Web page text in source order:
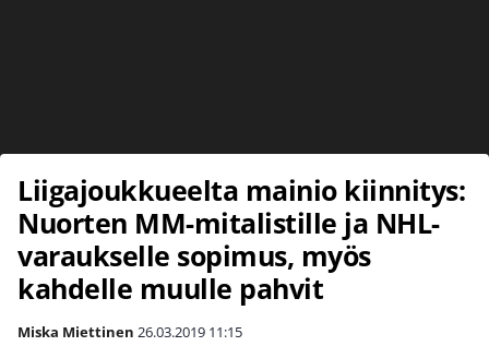
Liigajoukkueelta mainio kiinnitys:
Nuorten MM-mitalistille ja NHL-
varaukselle sopimus, myös
kahdelle muulle pahvit
Miska Miettinen 26.03.2019 11:15